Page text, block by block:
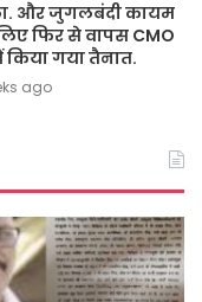
और जुगलबंदी कायम
फिर से वापस CMO
किया गया तैनात.
ago